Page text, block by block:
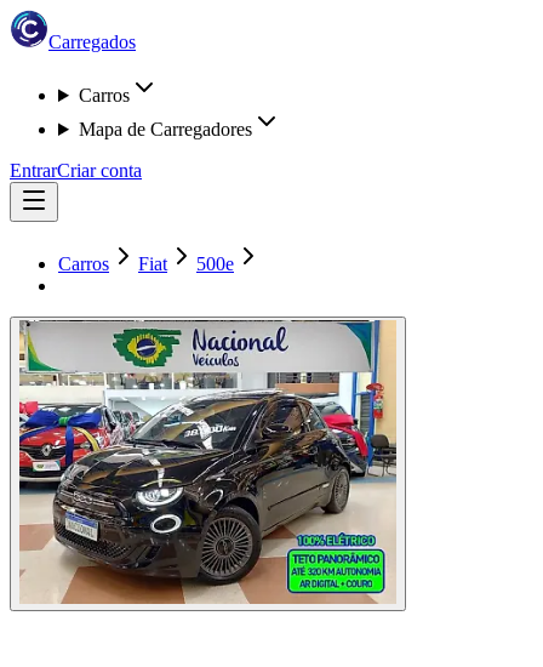
Carregados
Carros
Mapa de Carregadores
EntrarCriar conta
Carros Fiat 500e